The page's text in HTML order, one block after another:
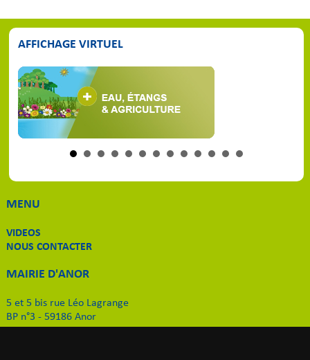
AFFICHAGE VIRTUEL
MENU
VIDEOS
NOUS CONTACTER
MAIRIE D'ANOR
5 et 5 bis rue Léo Lagrange
BP n°3 - 59186 Anor